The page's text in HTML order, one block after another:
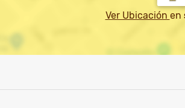
Ver Ubicación en